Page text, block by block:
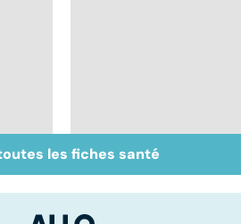
Votre santé en
vacances
les fiches santé